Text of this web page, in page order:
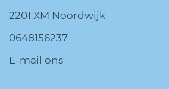
2201 XM Noordwijk
0648156237
E-mail ons